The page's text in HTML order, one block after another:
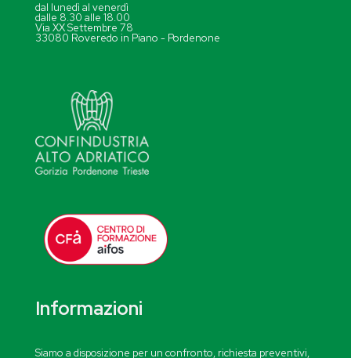
dal lunedì al venerdì
dalle 8.30 alle 18.00
Via XX Settembre 78
33080 Roveredo in Piano - Pordenone
Informazioni
Siamo a disposizione per un confronto, richiesta preventivi,